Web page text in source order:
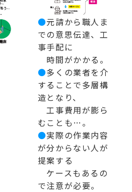
●元請から職人ま
での意思伝達、工
事手配に
時間がかかる。
●多くの業者を介
することで多層構
造となり、
工事費用が膨ら
むことも…。
●実際の作業内容
が分からない人が
提案する
ケースもあるの
で注意が必要。